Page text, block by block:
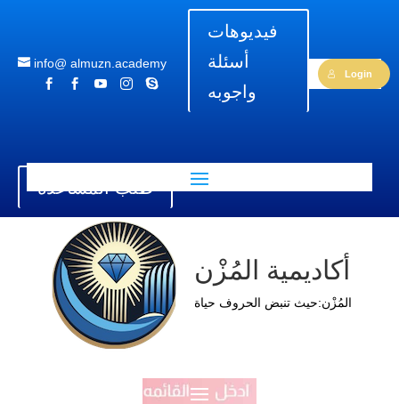
info@ almuzn.academy
    
فيديوهات
أسئلة
واجوبه
Login
طلب المساعدة
أكاديمية المُزْن
المُزْن:حيث تنبض الحروف حياة